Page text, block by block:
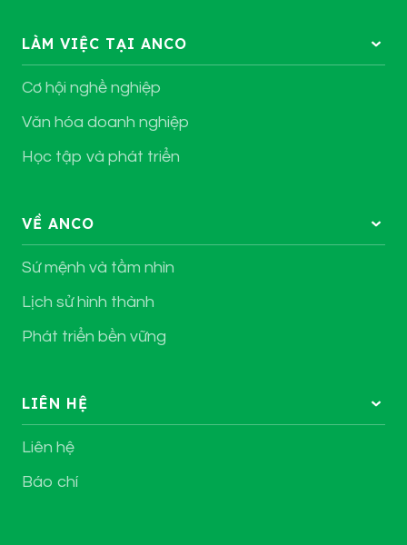
LÀM VIỆC TẠI ANCO
Cơ hội nghề nghiệp
Văn hóa doanh nghiệp
Học tập và phát triển
VỀ ANCO
Sứ mệnh và tầm nhìn
Lịch sử hình thành
Phát triển bền vững
LIÊN HỆ
Liên hệ
Báo chí